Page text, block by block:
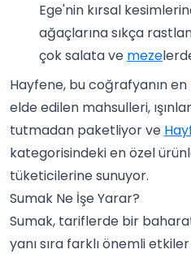
Ege'nin kırsal
ağaçlarına sıkça
çok salata ve meze
Hayfene, bu coğrafyanın
elde edilen mahsulleri,
tutmadan paketliyor ve
kategorisindeki en özel
tüketicilerine sunuyor.
Sumak Ne İşe Yarar?
Sumak, tariflerde bir
yanı sıra farklı önemli